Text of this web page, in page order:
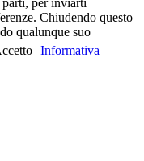
per inviarti
Chiudendo questo
qualunque suo
Informativa